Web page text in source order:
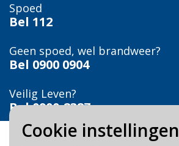
Cookie instellingen
Spoed
Bel 112
Geen spoed, wel brandweer?
Bel 0900 0904
Veilig Leven?
Bel 0900-8387